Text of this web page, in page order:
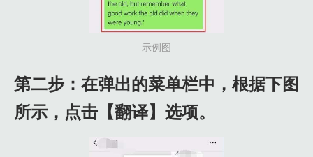
示例图
第二步：在弹出的菜单栏中，根据下图
所示，点击【翻译】选项。